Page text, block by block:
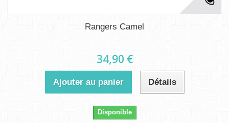
Rangers Camel
34,90 €
Ajouter au panier Détails
Disponible